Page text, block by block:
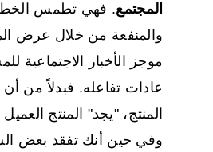
المجتمع. فهي تطمس الخط
والمنفعة من خلال عرض
موجز الأخبار الاجتماعية
عادات تفاعله. فبدلاً من أن
المنتج، "يجد" المنتج العميل
وفي حين أنك تفقد بعض